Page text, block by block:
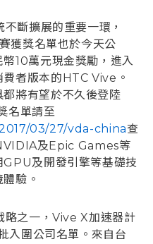
斷擴展的重要一環，
獲獎名單也於今天公
10萬元現金獎勵，進入
者版本的HTC Vive。
將有望於不久後登陸
名單請至
03/27/vda-china查
及Epic Games等
及開發引擎等基礎技
驗。
略之一，Vive X加速器計
入圍公司名單。來自台